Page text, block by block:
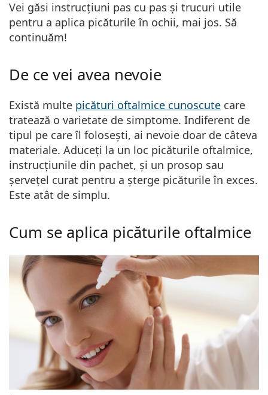
Persol
Prada
Vei găsi instrucțiuni pas cu pas și trucuri utile
pentru a aplica picăturile în ochii, mai jos. Să
continuăm!
De ce vei avea nevoie
Există multe picături oftalmice cunoscute care
tratează o varietate de simptome. Indiferent de
tipul pe care îl folosești, ai nevoie doar de câteva
materiale. Aduceți la un loc picăturile oftalmice,
instrucțiunile din pachet, și un prosop sau
șervețel curat pentru a șterge picăturile în exces.
Este atât de simplu.
Cum se aplica picăturile oftalmice